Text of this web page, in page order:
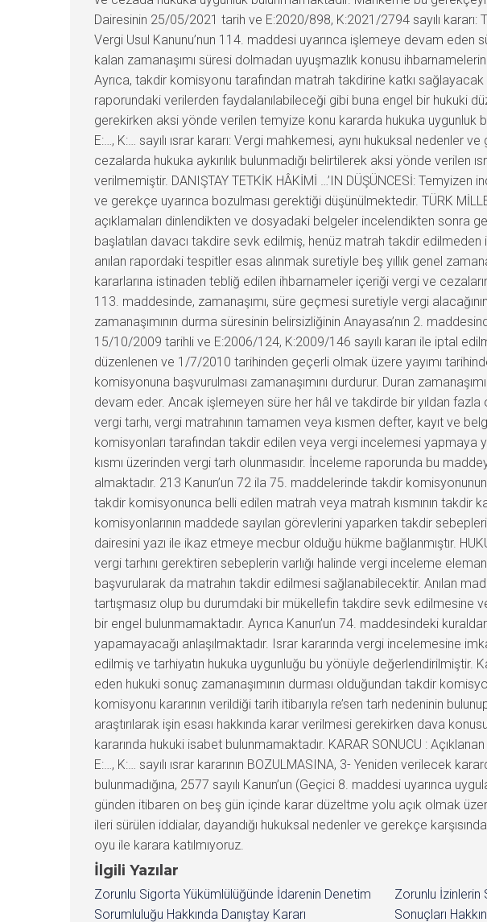
Dairesinin 25/05/2021 tarih ve E:2020/898, K:2021/2794 sayılı kararı:
Vergi Usul Kanunu’nun 114. maddesi uyarınca işlemeye devam eden
kalan zamanaşımı süresi dolmadan uyuşmazlık konusu
Ayrıca, takdir komisyonu tarafından matrah takdirine katkı
raporundaki verilerden faydalanılabileceği gibi buna engel bir hukuki
gerekirken aksi yönde verilen temyize konu kararda hukuka uygunluk
E:…, K:… sayılı ısrar kararı: Vergi mahkemesi, aynı hukuksal nedenler
cezalarda hukuka aykırılık bulunmadığı belirtilerek aksi yönde verilen
verilmemiştir. DANIŞTAY TETKİK HÂKİMİ …’IN DÜŞÜNCESİ: Temyizen
ve gerekçe uyarınca bozulması gerektiği düşünülmektedir. TÜRK
açıklamaları dinlendikten ve dosyadaki belgeler incelendikten sonra
başlatılan davacı takdire sevk edilmiş, henüz matrah takdir
anılan rapordaki tespitler esas alınmak suretiyle beş yıllık genel
kararlarına istinaden tebliğ edilen ihbarnameler içeriği vergi ve cezaların
113. maddesinde, zamanaşımı, süre geçmesi suretiyle vergi
zamanaşımının durma süresinin belirsizliğinin Anayasa’nın 2.
15/10/2009 tarihli ve E:2006/124, K:2009/146 sayılı kararı ile iptal
düzenlenen ve 1/7/2010 tarihinden geçerli olmak üzere yayımı
komisyonuna başvurulması zamanaşımını durdurur. Duran
devam eder. Ancak işlemeyen süre her hâl ve takdirde bir yıldan fazla
vergi tarhı, vergi matrahının tamamen veya kısmen defter, kayıt ve
komisyonları tarafından takdir edilen veya vergi incelemesi
kısmı üzerinden vergi tarh olunmasıdır. İnceleme raporunda bu
almaktadır. 213 Kanun’un 72 ila 75. maddelerinde takdir
takdir komisyonunca belli edilen matrah veya matrah kısmının takdir
komisyonlarının maddede sayılan görevlerini yaparken takdir
dairesini yazı ile ikaz etmeye mecbur olduğu hükme bağlanmıştır.
vergi tarhını gerektiren sebeplerin varlığı halinde vergi inceleme
başvurularak da matrahın takdir edilmesi sağlanabilecektir. Anılan
tartışmasız olup bu durumdaki bir mükellefin takdire sevk edilmesine
bir engel bulunmamaktadır. Ayrıca Kanun’un 74. maddesindeki
yapamayacağı anlaşılmaktadır. Israr kararında vergi incelemesine
edilmiş ve tarhiyatın hukuka uygunluğu bu yönüyle değerlendirilmiştir.
eden hukuki sonuç zamanaşımının durması olduğundan takdir
komisyonu kararının verildiği tarih itibarıyla re’sen tarh nedeninin
araştırılarak işin esası hakkında karar verilmesi gerekirken dava
kararında hukuki isabet bulunmamaktadır. KARAR SONUCU :
E:…, K:… sayılı ısrar kararının BOZULMASINA, 3- Yeniden verilecek
bulunmadığına, 2577 sayılı Kanun’un (Geçici 8. maddesi uyarınca
günden itibaren on beş gün içinde karar düzeltme yolu açık olmak
ileri sürülen iddialar, dayandığı hukuksal nedenler ve gerekçe
oyu ile karara katılmıyoruz.
İlgili Yazılar
Zorunlu Sigorta Yükümlülüğünde İdarenin Denetim
Sorumluluğu Hakkında Danıştay Kararı
Zorunlu İzinlerin
Sonuçları